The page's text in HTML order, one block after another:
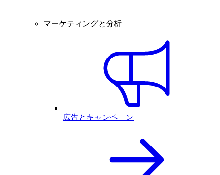
マーケティングと分析
広告とキャンペーン